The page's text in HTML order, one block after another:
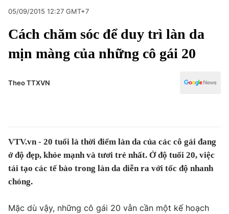
Chính trị
Thế giới
Tin tức
Thế giới đó đây
Pháp luật
Kinh tế
Thể thao
Truyền hình
Y tế
05/09/2015 12:27 GMT+7
Cách chăm sóc để duy trì làn da
mịn màng của những cô gái 20
Theo TTXVN
VTV.vn - 20 tuổi là thời điểm làn da ​của các cô gái đang
ở độ đẹp, khỏe mạnh và tươi trẻ nhất. Ở độ tuổi 20, việc
tái tạo các tế bào trong làn da diễn ra với tốc độ nhanh
chóng.
Mặc dù vậy, những cô gái 20 vẫn cần một kế hoạch